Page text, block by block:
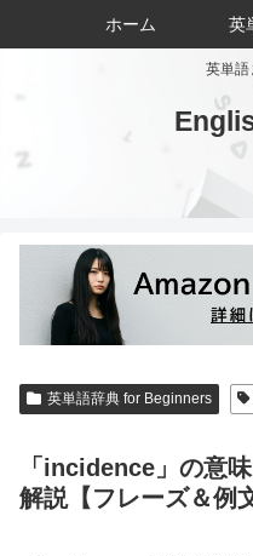
英単語
ホーム 英
英単語辞典 for Beginners
「incidence」の意
解説【フレーズ＆例